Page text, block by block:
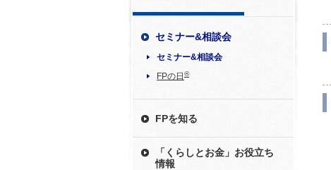
セミナー&相談会
セミナー&相談会
FPの日 ®
FPを知る
「くらしとお金」お役立ち
情報